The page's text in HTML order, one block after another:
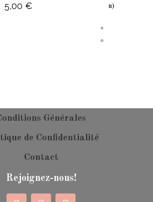
5,00 €
n)
Générales
de Confidentialité
Contact
Rejoignez-nous!